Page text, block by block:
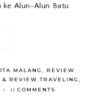
ke Alun-Alun Batu.
MALANG , REVIEW
& REVIEW TRAVELING ,
• 11 COMMENTS